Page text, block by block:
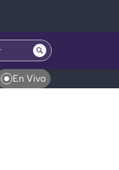
En Vivo